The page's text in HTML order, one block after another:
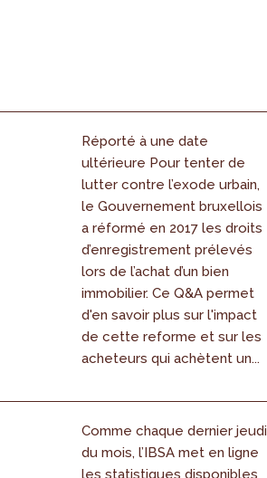
Réporté à une date
ultérieure Pour tenter de
lutter contre l’exode urbain,
le Gouvernement bruxellois
a réformé en 2017 les droits
d’enregistrement prélevés
lors de l’achat d’un bien
immobilier. Ce Q&A permet
d'en savoir plus sur l'impact
de cette reforme et sur les
acheteurs qui achètent un...
Comme chaque dernier jeudi
du mois, l’IBSA met en ligne
les statistiques disponibles